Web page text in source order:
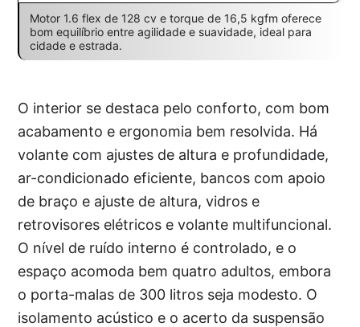
Motor 1.6 flex de 128 cv e torque de 16,5 kgfm oferece
bom equilíbrio entre agilidade e suavidade, ideal para
cidade e estrada.
O interior se destaca pelo conforto, com bom
acabamento e ergonomia bem resolvida. Há
volante com ajustes de altura e profundidade,
ar-condicionado eficiente, bancos com apoio
de braço e ajuste de altura, vidros e
retrovisores elétricos e volante multifuncional.
O nível de ruído interno é controlado, e o
espaço acomoda bem quatro adultos, embora
o porta-malas de 300 litros seja modesto. O
isolamento acústico e o acerto da suspensão